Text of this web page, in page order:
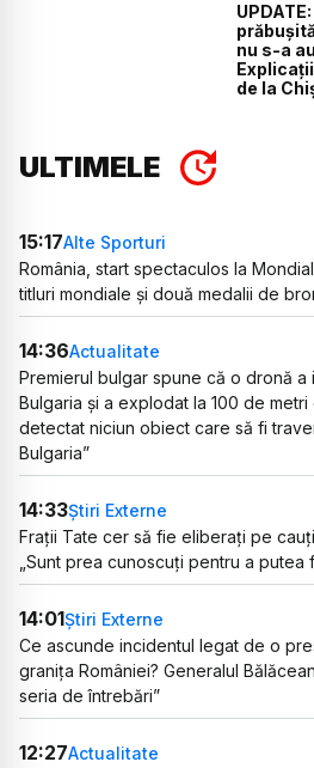
nu s-a
de la
ULTIMELE
15:17Alte Sporturi
România, start spectaculos la
titluri mondiale și două medalii de
14:36Actualitate
Premierul bulgar spune că o dronă a
Bulgaria și a explodat la 100 de metri
detectat niciun obiect care să fi
Bulgaria”
14:33Știri Externe
Frații Tate cer să fie eliberați pe
„Sunt prea cunoscuți pentru a putea
14:01Știri Externe
Ce ascunde incidentul legat de o
granița României? Generalul
seria de întrebări”
12:27Actualitate